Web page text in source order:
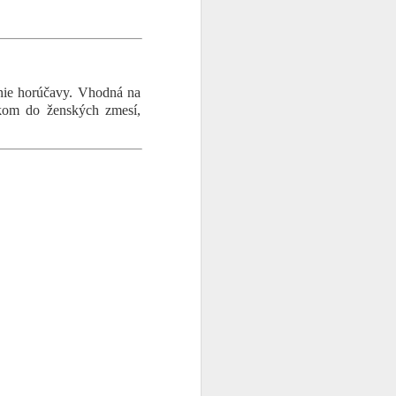
horúčavy. Vhodná na
do ženských zmesí,